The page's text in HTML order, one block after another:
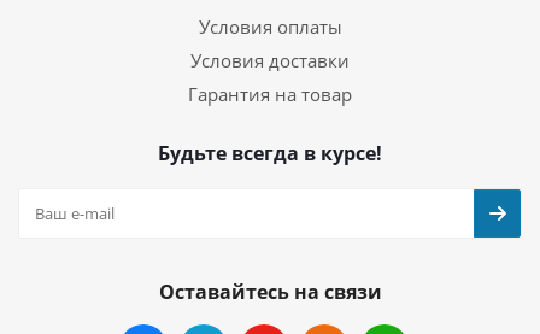
Условия оплаты
Условия доставки
Гарантия на товар
Будьте всегда в курсе!
Оставайтесь на связи